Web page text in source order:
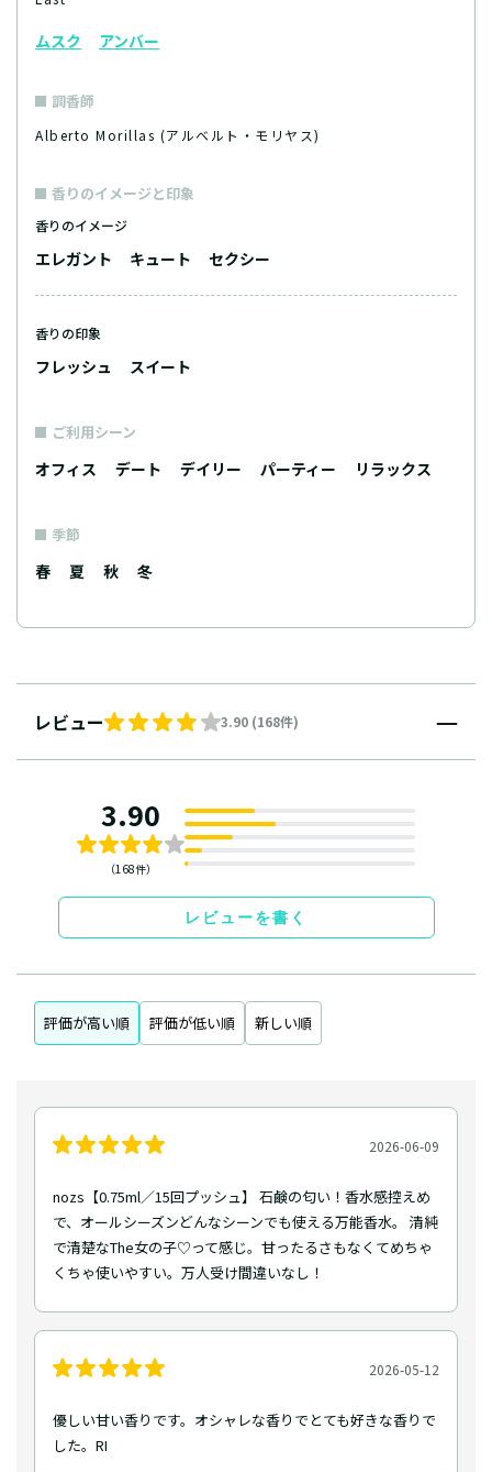
ムスク アンバー
調香師
Alberto Morillas (アルベルト・モリヤス)
香りのイメージと印象
香りのイメージ
エレガント キュート セクシー
香りの印象
フレッシュ スイート
ご利用シーン
オフィス デート デイリー パーティー リラックス
季節
春 夏 秋 冬
レビュー 3.90 (168件)
3.90
（168件）
レビューを書く
評価が高い順 評価が低い順 新しい順
2026-06-09
nozs【0.75ml／15回プッシュ】 石鹸の匂い！香水感控えめ
で、オールシーズンどんなシーンでも使える万能香水。 清純
で清楚なThe女の子♡って感じ。甘ったるさもなくてめちゃ
くちゃ使いやすい。万人受け間違いなし！
2026-05-12
優しい甘い香りです。オシャレな香りでとても好きな香りで
した。RI